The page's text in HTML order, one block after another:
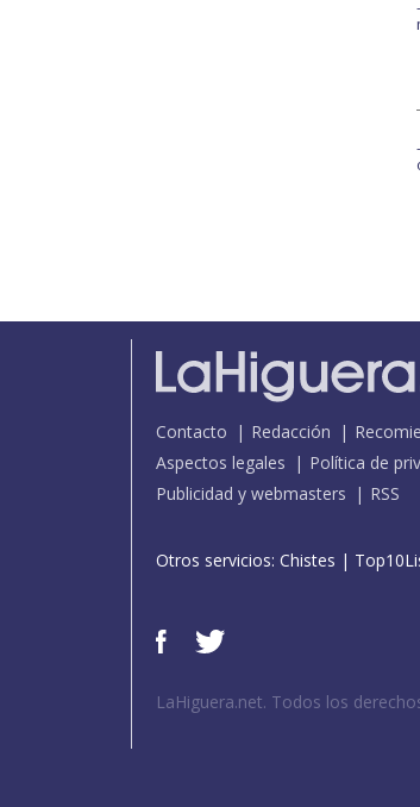
Contacto Redacción
Aspectos legales
Política de
Publicidad y webmasters
RSS
Otros servicios: Chistes |
LaHiguera.net. Todos los